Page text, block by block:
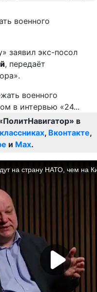
военного
заявил экс-посол
, передаёт
в
, Вконтакте,
и Max.